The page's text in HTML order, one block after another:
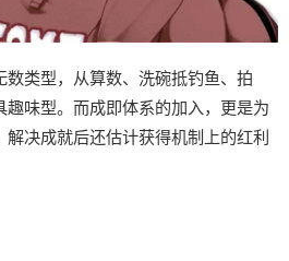
类型，从算数、洗碗抵钓鱼、拍
味型。而​​成即体系的加入​​，更是为
决成就后还估计获得机制上的红利